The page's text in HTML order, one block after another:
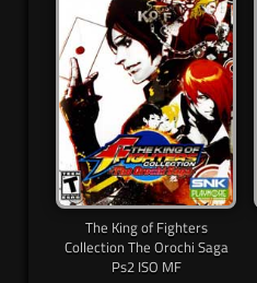
The King of Fighters
Collection The Orochi Saga
Ps2 ISO MF